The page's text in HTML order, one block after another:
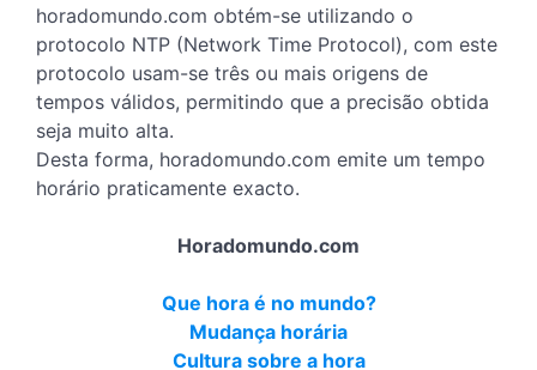
horadomundo.com obtém-se utilizando o
protocolo NTP (Network Time Protocol), com este
protocolo usam-se três ou mais origens de
tempos válidos, permitindo que a precisão obtida
seja muito alta.
Desta forma, horadomundo.com emite um tempo
horário praticamente exacto.
Horadomundo.com
Que hora é no mundo?
Mudança horária
Cultura sobre a hora